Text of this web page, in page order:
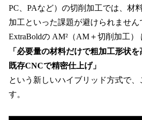
PC、PAなど）の切削加工では、材
加工といった課題が避けられません
ExtraBoldの AM²（AM＋切削加工）
「必要量の材料だけで粗加工形状を
既存CNCで精密仕上げ」
という新しいハイブリッド方式で、
す。